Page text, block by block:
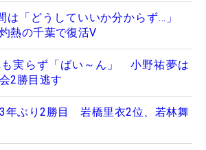
は「どうしていいか分からず…」
熱の千葉で復活V
も実らず「ばい～ん」 小野祐夢は
2勝目逃す
年ぶり2勝目 岩橋里衣2位、若林舞